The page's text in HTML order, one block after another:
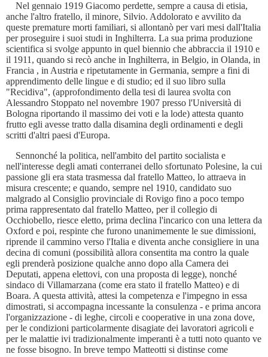
Nel gennaio 1919 Giacomo perdette, sempre a causa di etisia,
anche l'altro fratello, il minore, Silvio. Addolorato e avvilito da
queste premature morti familiari, si allontanò per vari mesi dall'Italia
per proseguire i suoi studi in Inghilterra. La sua prima produzione
scientifica si svolge appunto in quel biennio che abbraccia il 1910 e
il 1911, quando si recò anche in Inghilterra, in Belgio, in Olanda, in
Francia , in Austria e ripetutamente in Germania, sempre a fini di
apprendimento delle lingue e di studio; ed il suo libro sulla
"Recidiva", (approfondimento della tesi di laurea svolta con
Alessandro Stoppato nel novembre 1907 presso l'Università di
Bologna riportando il massimo dei voti e la lode) attesta quanto
frutto egli avesse tratto dalla disamina degli ordinamenti e degli
scritti d'altri paesi d'Europa.
Sennonché la politica, nell'ambito del partito socialista e
nell'interesse degli amati conterranei dello sfortunato Polesine, la cui
passione gli era stata trasmessa dal fratello Matteo, lo attraeva in
misura crescente; e quando, sempre nel 1910, candidato suo
malgrado al Consiglio provinciale di Rovigo fino a poco tempo
prima rappresentato dal fratello Matteo, per il collegio di
Occhiobello, riesce eletto, prima declina l'incarico con una lettera da
Oxford e poi, respinte che furono unanimemente le sue dimissioni,
riprende il cammino verso l'Italia e diventa anche consigliere in una
decina di comuni (possibilità allora consentita ma contro la quale
egli prenderà posizione qualche anno dopo alla Camera dei
Deputati, appena elettovi, con una proposta di legge), nonché
sindaco di Villamarzana (come era stato il fratello Matteo) e di
Boara. A questa attività, attesi la competenza e l'impegno in essa
dimostrati, si accompagna incessante la consulenza - e prima ancora
l'organizzazione - di leghe, circoli e cooperative in una zona dove,
per le condizioni particolarmente disagiate dei lavoratori agricoli e
per le malattie ivi tradizionalmente imperanti è a tutti noto quanto ve
ne fosse bisogno. In breve tempo Matteotti si distinse come